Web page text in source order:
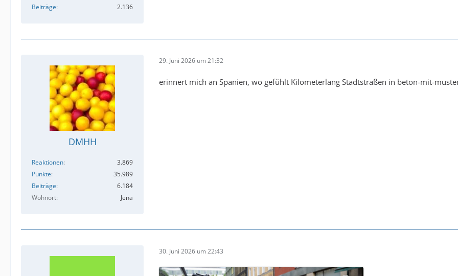
Beiträge
2.136
DMHH
Reaktionen
3.869
Punkte
35.989
Beiträge
6.184
Wohnort
Jena
29. Juni 2026 um 21:32
erinnert mich an Spanien, wo gefühlt Kilometerlang Stadtstraßen in beton-mit-
30. Juni 2026 um 22:43